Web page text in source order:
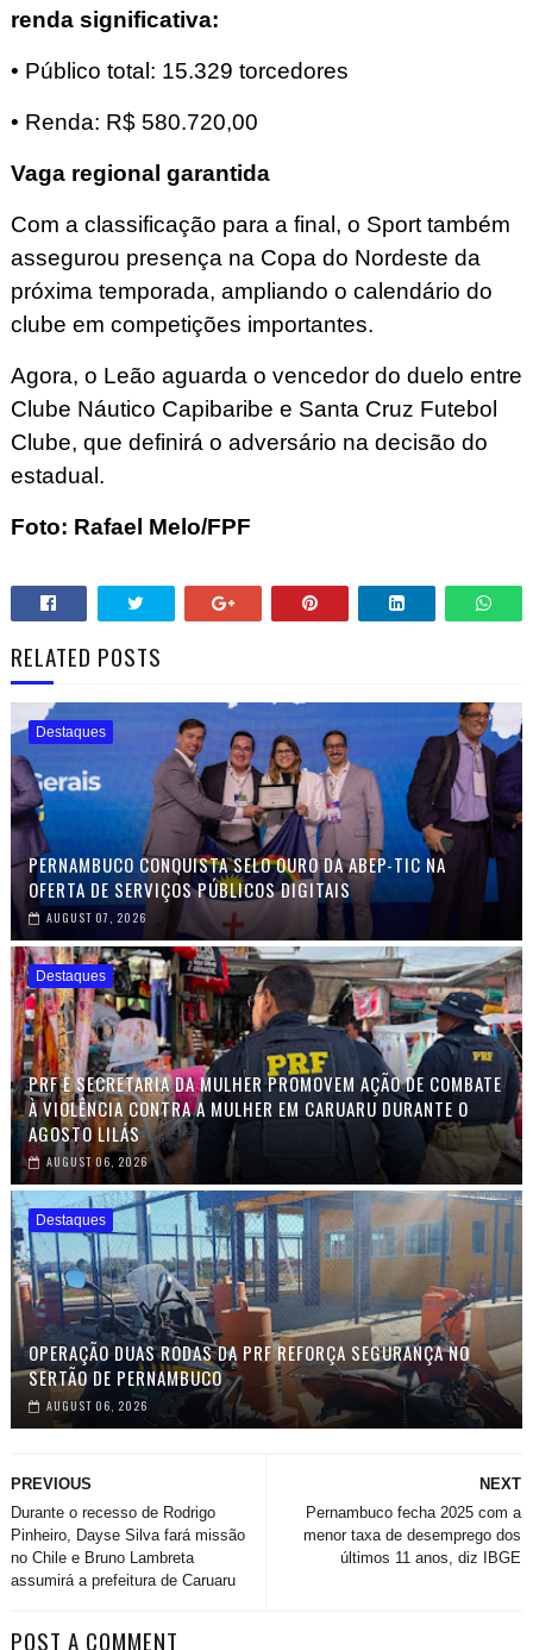
renda significativa:
• Público total: 15.329 torcedores
• Renda: R$ 580.720,00
Vaga regional garantida
Com a classificação para a final, o Sport também
assegurou presença na Copa do Nordeste da
próxima temporada, ampliando o calendário do
clube em competições importantes.
Agora, o Leão aguarda o vencedor do duelo entre
Clube Náutico Capibaribe e Santa Cruz Futebol
Clube, que definirá o adversário na decisão do
estadual.
Foto: Rafael Melo/FPF
RELATED POSTS
Destaques
PERNAMBUCO CONQUISTA SELO OURO DA ABEP-TIC NA
OFERTA DE SERVIÇOS PÚBLICOS DIGITAIS
AUGUST 07, 2026
Destaques
PRF E SECRETARIA DA MULHER PROMOVEM AÇÃO DE COMBATE
À VIOLÊNCIA CONTRA A MULHER EM CARUARU DURANTE O
AGOSTO LILÁS
AUGUST 06, 2026
Destaques
OPERAÇÃO DUAS RODAS DA PRF REFORÇA SEGURANÇA NO
SERTÃO DE PERNAMBUCO
AUGUST 06, 2026
NEXT
Pernambuco fecha 2025 com a
menor taxa de desemprego dos
últimos 11 anos, diz IBGE
PREVIOUS
Durante o recesso de Rodrigo
Pinheiro, Dayse Silva fará missão
no Chile e Bruno Lambreta
assumirá a prefeitura de Caruaru
POST A COMMENT